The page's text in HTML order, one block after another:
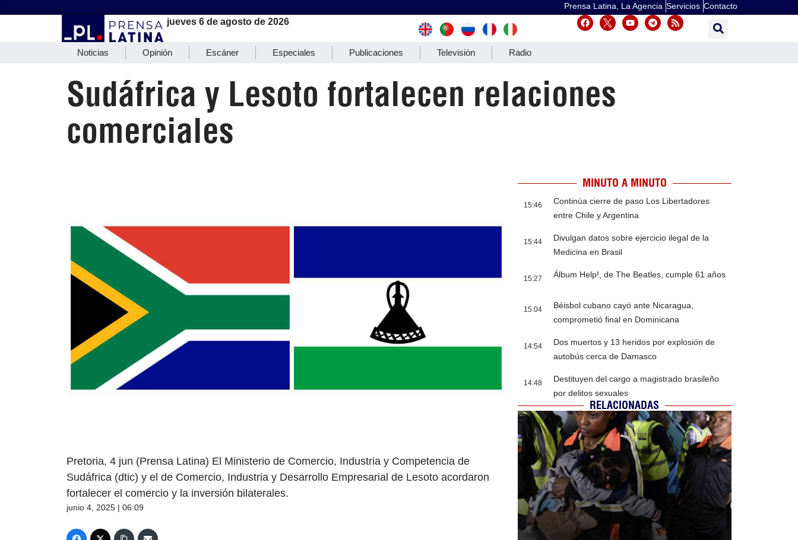
Prensa Latina, La Agencia Servicios Contacto
jueves 6 de agosto de 2026
Noticias Opinión Escáner Especiales Publicaciones Televisión Radio
Sudáfrica y Lesoto fortalecen relaciones
comerciales
Pretoria, 4 jun (Prensa Latina) El Ministerio de Comercio, Industria y Competencia de
Sudáfrica (dtic) y el de Comercio, Industria y Desarrollo Empresarial de Lesoto acordaron
fortalecer el comercio y la inversión bilaterales.
junio 4, 2025 | 06:09
MINUTO A MINUTO
15:46
Continúa cierre de paso Los Libertadores
entre Chile y Argentina
15:44
Divulgan datos sobre ejercicio ilegal de la
Medicina en Brasil
15:27 Álbum Help!, de The Beatles, cumple 61 años
15:04
Béisbol cubano cayó ante Nicaragua,
comprometió final en Dominicana
14:54
Dos muertos y 13 heridos por explosión de
autobús cerca de Damasco
14:48
Destituyen del cargo a magistrado brasileño
por delitos sexuales
RELACIONADAS